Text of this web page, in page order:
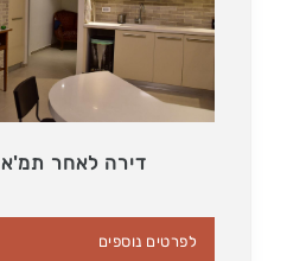
דירה לאחר תמ'א 38 ברעננה
לפרטים נוספים